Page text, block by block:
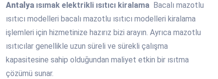
Antalya ısımak elektrikli ısıtıcı kiralama Bacalı mazotlu
ısıtıcı modelleri bacalı mazotlu ısıtıcı modelleri kiralama
işlemleri için hizmetinize hazırız bizi arayın. Ayrıca mazotlu
ısıtıcılar genellikle uzun süreli ve sürekli çalışma
kapasitesine sahip olduğundan maliyet etkin bir ısıtma
çözümü sunar.